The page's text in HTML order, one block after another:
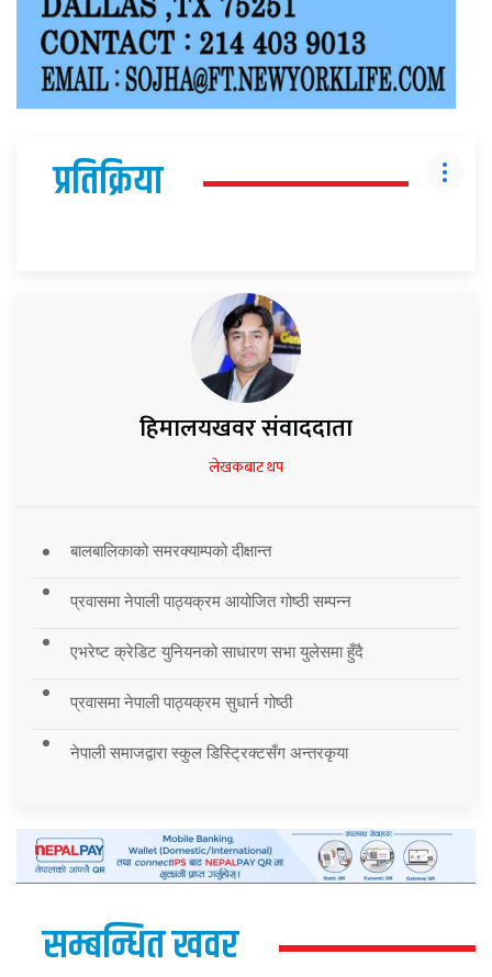
प्रतिक्रिया
हिमालयखवर संवाददाता
लेखकबाट थप
बालबालिकाको समरक्याम्पको दीक्षान्त
प्रवासमा नेपाली पाठ्यक्रम आयोजित गोष्ठी सम्पन्न
एभरेष्ट क्रेडिट युनियनको साधारण सभा युलेसमा हुँदै
प्रवासमा नेपाली पाठ्यक्रम सुधार्न गोष्ठी
नेपाली समाजद्वारा स्कुल डिस्ट्रिक्टसँग अन्तरकृया
सम्बन्धित खवर